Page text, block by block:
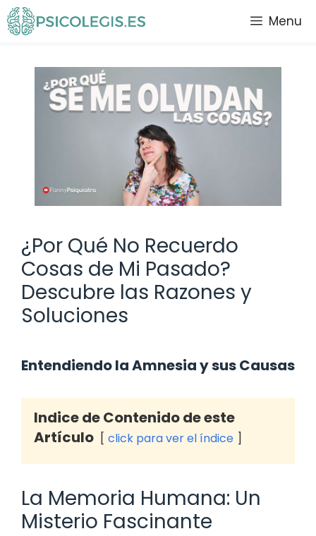
Saltar
al
Menu
¿Por Qué No Recuerdo
Cosas de Mi Pasado?
Descubre las Razones y
Soluciones
Entendiendo la Amnesia y sus Causas
Indice de Contenido de este
Artículo
click para ver el índice
La Memoria Humana: Un
Misterio Fascinante